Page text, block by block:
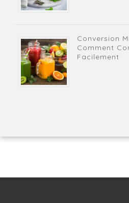
Conversion
Comment
Facilement